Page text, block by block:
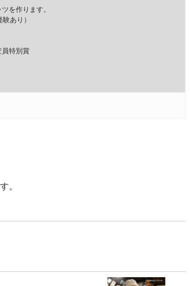
を作ります。
あり）
員特別賞
。